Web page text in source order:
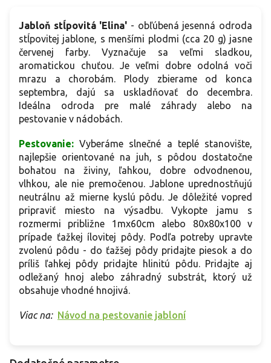
Jabloň stĺpovitá 'Elina' - obľúbená jesenná odroda
stĺpovitej jablone, s menšími plodmi (cca 20 g) jasne
červenej farby. Vyznačuje sa veľmi sladkou,
aromatickou chuťou. Je veľmi dobre odolná voči
mrazu a chorobám. Plody zbierame od konca
septembra, dajú sa uskladňovať do decembra.
Ideálna odroda pre malé záhrady alebo na
pestovanie v nádobách.
Pestovanie: Vyberáme slnečné a teplé stanovište,
najlepšie orientované na juh, s pôdou dostatočne
bohatou na živiny, ľahkou, dobre odvodnenou,
vlhkou, ale nie premočenou. Jablone uprednostňujú
neutrálnu až mierne kyslú pôdu. Je dôležité vopred
pripraviť miesto na výsadbu. Vykopte jamu s
rozmermi približne 1mx60cm alebo 80x80x100 v
prípade ťažkej ílovitej pôdy. Podľa potreby upravte
zvolenú pôdu - do ťažšej pôdy pridajte piesok a do
príliš ľahkej pôdy pridajte hlinitú pôdu. Pridajte aj
odležaný hnoj alebo záhradný substrát, ktorý už
obsahuje vhodné hnojivá.
Viac na: Návod na pestovanie jabloní